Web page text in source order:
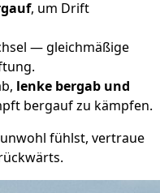
, um Drift
— gleichmäßige
lenke bergab und
bergauf zu kämpfen.
fühlst, vertraue